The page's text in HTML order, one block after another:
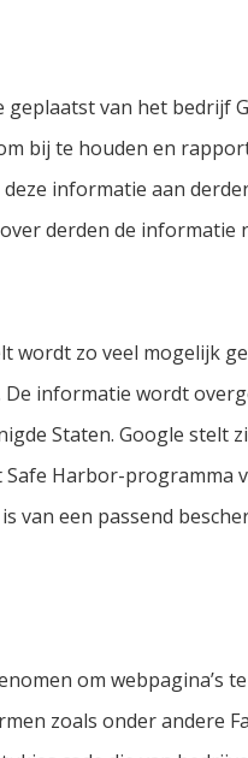
van het bedrijf
bij te houden en
informatie aan
derden de informatie
wordt zo veel mogelijk
informatie wordt
Staten. Google stelt
Harbor-programma
van een passend
om webpagina’s
zoals onder andere